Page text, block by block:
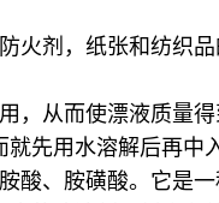
火剂，纸张和纺织
从而使漂液质量
先用水溶解后再中
、胺磺酸。它是